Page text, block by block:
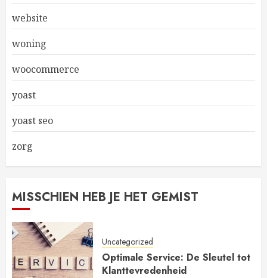
website
woning
woocommerce
yoast
yoast seo
zorg
MISSCHIEN HEB JE HET GEMIST
Uncategorized
Optimale Service: De Sleutel tot
Klanttevredenheid